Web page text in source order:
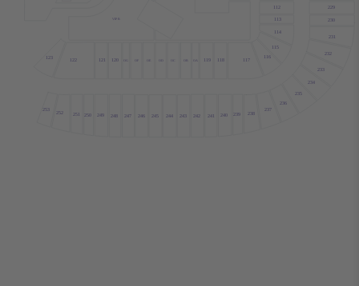
112
113
114
115
116
117
119
OA
120
121
122
123
229
230
231
232
233
234
235
236
237
238
239
240
241
242
243
244
245
246
247
248
249
250
251
252
253
VIP B